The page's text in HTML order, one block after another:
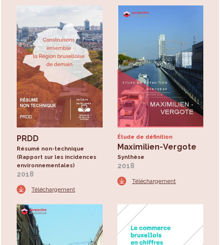
PRDD
Résumé non-technique
(Rapport sur les incidences
environnementales)
2018
Téléchargement
Étude de définition
Maximilien-Vergote
Synthèse
2018
Téléchargement